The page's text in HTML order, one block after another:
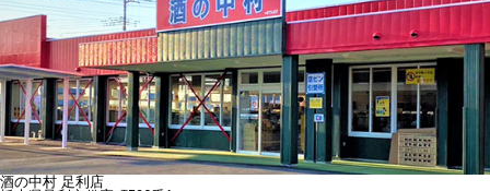
酒の中村 足利店